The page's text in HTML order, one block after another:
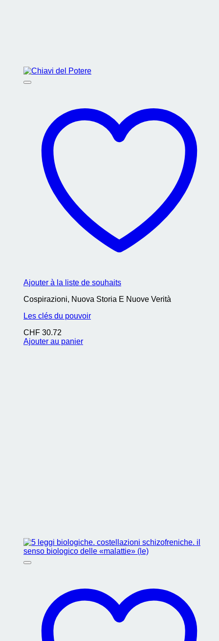
Ajouter à la liste de souhaits
Cospirazioni, Nuova Storia E Nuove Verità
Les clés du pouvoir
CHF 30.72
Ajouter au panier